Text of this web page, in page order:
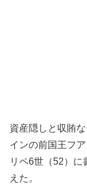
資産隠しと収賄
インの前国王フ
リペ6世（52）
えた。